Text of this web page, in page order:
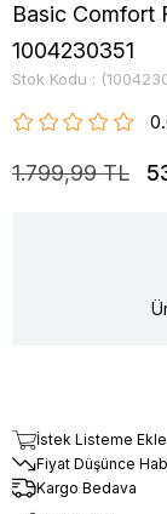
Basic Comfort
1004230351
Stok Kodu
1.799,99 TL
İstek Listeme Ekle
Fiyat Düşünce
Kargo Bedava